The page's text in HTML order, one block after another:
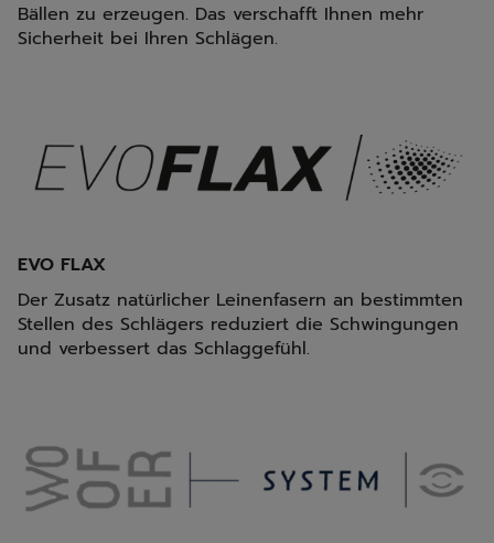
Bällen zu erzeugen. Das verschafft Ihnen mehr
Sicherheit bei Ihren Schlägen.
EVO FLAX
Der Zusatz natürlicher Leinenfasern an bestimmten
Stellen des Schlägers reduziert die Schwingungen
und verbessert das Schlaggefühl.